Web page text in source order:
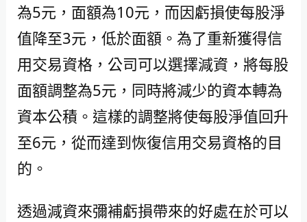
為5元，面額為10元，而因虧損使每股淨
值降至3元，低於面額。為了重新獲得信
用交易資格，公司可以選擇減資，將每股
面額調整為5元，同時將減少的資本轉為
資本公積。這樣的調整將使每股淨值回升
至6元，從而達到恢復信用交易資格的目
的。
透過減資來彌補虧損帶來的好處在於可以